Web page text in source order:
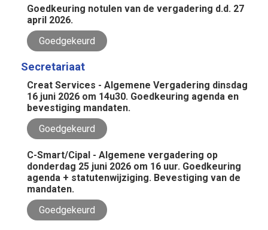
Goedkeuring notulen van de vergadering d.d. 27
april 2026.
Goedgekeurd
Secretariaat
Creat Services - Algemene Vergadering dinsdag
16 juni 2026 om 14u30. Goedkeuring agenda en
bevestiging mandaten.
Goedgekeurd
C-Smart/Cipal - Algemene vergadering op
donderdag 25 juni 2026 om 16 uur. Goedkeuring
agenda + statutenwijziging. Bevestiging van de
mandaten.
Goedgekeurd